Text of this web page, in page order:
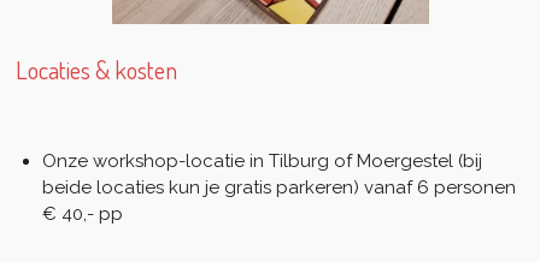
Locaties & kosten
Onze workshop-locatie in Tilburg of Moergestel (bij
beide locaties kun je gratis parkeren) vanaf 6 personen
€ 40,- pp